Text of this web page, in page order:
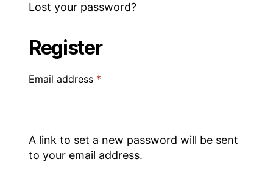
Lost your password?
Register
Email address *
A link to set a new password will be sent
to your email address.